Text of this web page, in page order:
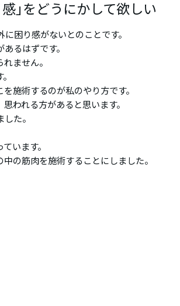
｣をどうにかして欲しい
困り感がないとのことです。
るはずです。
ません。
施術するのが私のやり方です。
われる方があると思います。
た。
います。
の筋肉を施術することにしました。